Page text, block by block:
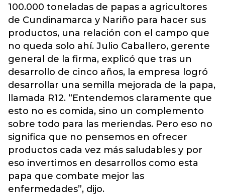
100.000 toneladas de papas a agricultores
de Cundinamarca y Nariño para hacer sus
productos, una relación con el campo que
no queda solo ahí. Julio Caballero, gerente
general de la firma, explicó que tras un
desarrollo de cinco años, la empresa logró
desarrollar una semilla mejorada de la papa,
llamada R12. “Entendemos claramente que
esto no es comida, sino un complemento
sobre todo para las meriendas. Pero eso no
significa que no pensemos en ofrecer
productos cada vez más saludables y por
eso invertimos en desarrollos como esta
papa que combate mejor las
enfermedades”, dijo.